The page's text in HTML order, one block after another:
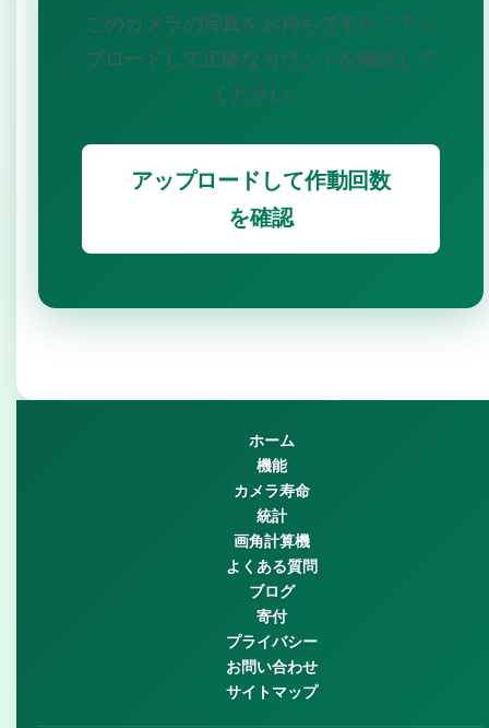
このカメラの写真をお持ちですか？アッ
プロードして正確なカウントを確認して
ください。
アップロードして作動回数
を確認
ホーム
機能
カメラ寿命
統計
画角計算機
よくある質問
ブログ
寄付
プライバシー
お問い合わせ
サイトマップ